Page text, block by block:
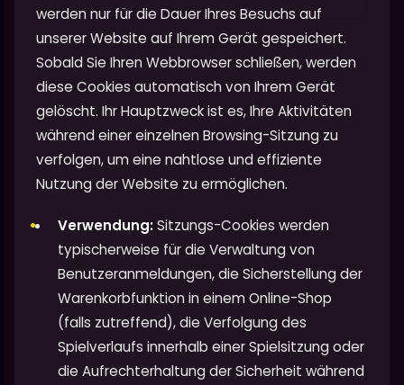
werden nur für die Dauer Ihres Besuchs auf
unserer Website auf Ihrem Gerät gespeichert.
Sobald Sie Ihren Webbrowser schließen, werden
diese Cookies automatisch von Ihrem Gerät
gelöscht. Ihr Hauptzweck ist es, Ihre Aktivitäten
während einer einzelnen Browsing-Sitzung zu
verfolgen, um eine nahtlose und effiziente
Nutzung der Website zu ermöglichen.
Verwendung:Sitzungs-Cookies werden
typischerweise für die Verwaltung von
Benutzeranmeldungen, die Sicherstellung der
Warenkorbfunktion in einem Online-Shop
(falls zutreffend), die Verfolgung des
Spielverlaufs innerhalb einer Spielsitzung oder
die Aufrechterhaltung der Sicherheit während